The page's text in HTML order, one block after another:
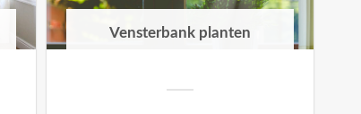
Vensterbank planten